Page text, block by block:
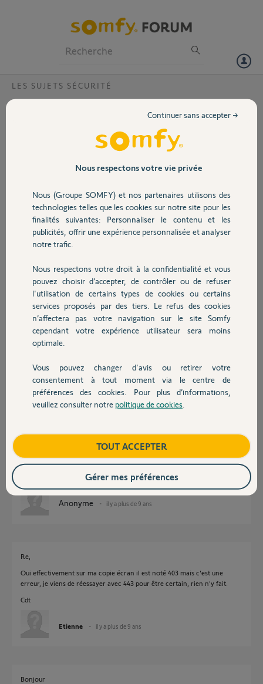
Volet
Sécurité
Domotique
Chauffage
Autres produits
Devis avec un pro
Contact
LES SUJETS SÉCURITÉ
AJOUTER UNE RÈGLE sur BBOX pour
Bonjour,
J'ai suivi toute la
procédure d'installation
tout est OK.
J'ai créé mon compte sur
alarmesomfy.net j'ai effectué la procédure de création de règle, j'ai
bien renseigné la nouvelle adresse IP de la passerrelle à savoir
Mais quand je valide la régle sur l'interface de ma B-Box m'indique :
"l'IP définie est incorrecte, vérifiez le format supporté" :-((
Pourriez vous m'indiquer quoi faire car la je sèche complètement.
il y a plus de 9 ans
Participer au fil de discussion
Réponses
Etes-vous certain d'avoir mis 403 comme port sur votre alarme et non
Anonyme il y a plus de 9 ans
Re,
Oui effectivement sur ma copie écran il est noté 403 mais c'est une
erreur, je viens de réessayer avec 443 pour être certain, rien n'y fait.
Cdt
Etienne il y a plus de 9 ans
Bonjour
Nous respectons votre vie privée
Nous (Groupe SOMFY) et nos partenaires utilisons des
technologies telles que les cookies sur notre site pour les
finalités suivantes: Personnaliser le contenu et les
publicités, offrir une expérience personnalisée et analyser
notre trafic.
Nous respectons votre droit à la confidentialité et vous
pouvez choisir d’accepter, de contrôler ou de refuser
l'utilisation de certains types de cookies ou certains
services proposés par des tiers. Le refus des cookies
n’affectera pas votre navigation sur le site Somfy
cependant votre expérience utilisateur sera moins
optimale.
Vous pouvez changer d'avis ou retirer votre
consentement à tout moment via le centre de
préférences des cookies. Pour plus d’informations,
veuillez consulter notre politique de cookies
Continuer sans accepter →
TOUT ACCEPTER
Gérer mes préférences